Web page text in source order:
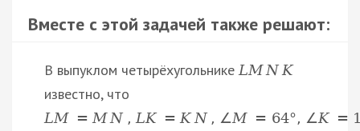
Вместе с этой задачей также решают:
В выпуклом четырёхугольникеLM N K
известно, что
LM = M N , LK = K N , ∠M = 64°, ∠K =